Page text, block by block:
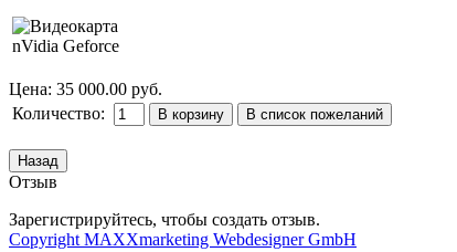
Цена: 35 000.00 руб.
Количество:
Отзыв
Зарегистрируйтесь, чтобы создать отзыв.
Copyright MAXXmarketing Webdesigner GmbH